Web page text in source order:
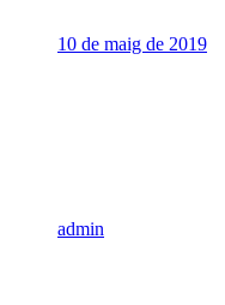
10 de maig de 2019
admin